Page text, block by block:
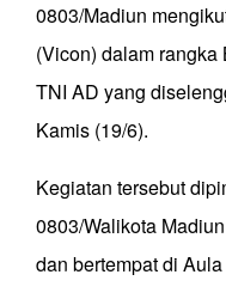
0803/Madiun
(Vicon) dalam
TNI AD yang
Kamis (19/6).
Kegiatan tersebut
0803/Walikota
dan bertempat di